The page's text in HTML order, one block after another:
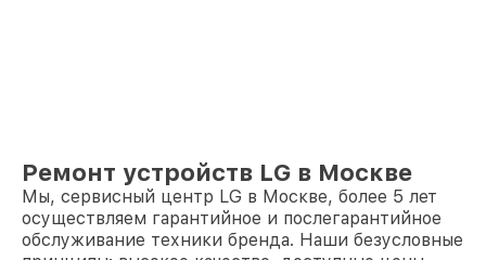
Ремонт устройств LG в Москве
Мы, сервисный центр LG в Москве, более 5 лет
осуществляем гарантийное и послегарантийное
обслуживание техники бренда. Наши безусловные